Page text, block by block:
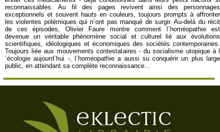
reconnaissables. Au fil des pages revivent ainsi des personnages
exceptionnels et souvent hauts en couleurs, toujours prompts à affronter
les violentes polémiques qui n´ont pas manqué de surgir. Au-delà du récit
de ces épisodes, Olivier Faure montre comment l´homéopathie est
devenue un véritable phénomène social et culturel lié aux évolutions
scientifiques, idéologiques et économiques des sociétés contemporaines.
Toujours liée aux mouvements contestataires - du socialisme utopique à l
´écologie aujourd´hui -, l´homéopathie a aussi su conquérir un plus large
public, en attendant sa complète reconnaissance...